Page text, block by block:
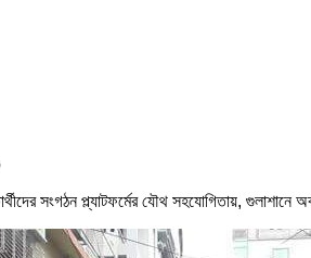
সংগঠন প্ল্যাটফর্মের যৌথ সহযোগিতায়,